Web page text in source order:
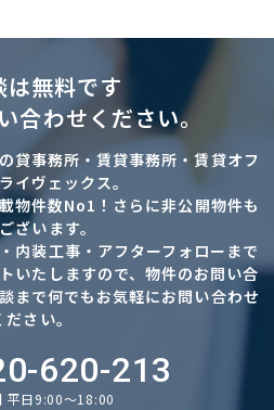
は無料です
合わせください。
貸事務所・賃貸事務所・賃貸オフ
イヴェックス。
物件数No1！さらに非公開物件も
ざいます。
内装工事・アフターフォローまで
いたしますので、物件のお問い合
まで何でもお気軽にお問い合わせ
ださい。
620-213
平日9:00～18:00